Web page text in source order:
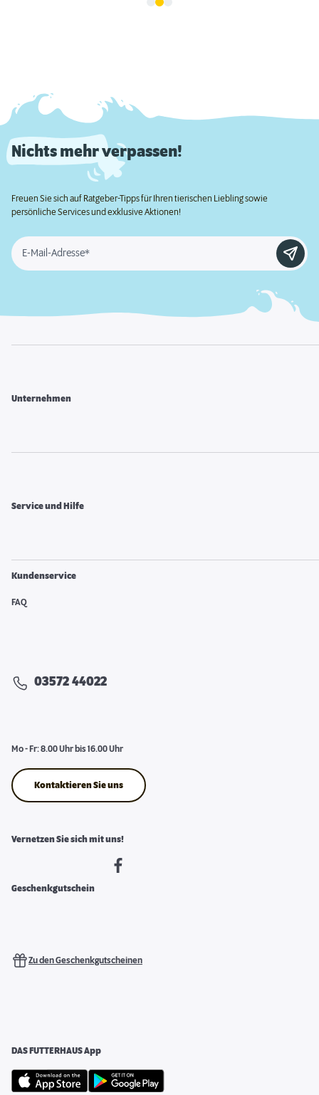
Nichts mehr verpassen!
Freuen Sie sich auf Ratgeber-Tipps für Ihren tierischen Liebling sowie
persönliche Services und exklusive Aktionen!
E-Mail-Adresse*
Unternehmen
Service und Hilfe
Kundenservice
FAQ
03572 44022
Mo - Fr: 8.00 Uhr bis 16.00 Uhr
Kontaktieren Sie uns
Vernetzen Sie sich mit uns!
Geschenkgutschein
Zu den Geschenkgutscheinen
DAS FUTTERHAUS App